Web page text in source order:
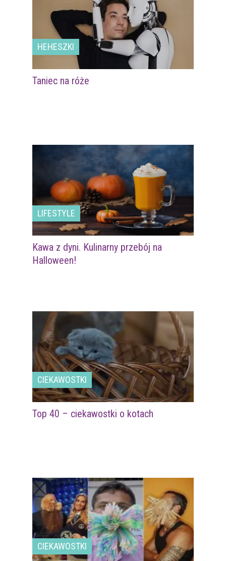
HEHESZKI
Taniec na róże
LIFESTYLE
Kawa z dyni. Kulinarny przebój na
Halloween!
CIEKAWOSTKI
Top 40 – ciekawostki o kotach
CIEKAWOSTKI